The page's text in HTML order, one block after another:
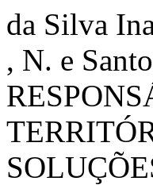
da Silva
, N. e